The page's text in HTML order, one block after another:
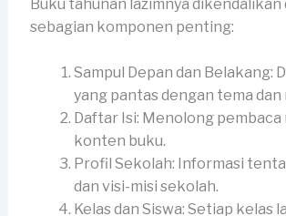
Buku tahunan lazimnya dikendalikan
sebagian komponen penting:
Sampul Depan dan Belakang:
yang pantas dengan tema dan
Daftar Isi: Menolong pembaca
konten buku.
Profil Sekolah: Informasi
dan visi-misi sekolah.
Kelas dan Siswa: Setiap kelas